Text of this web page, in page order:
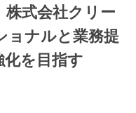
式会社クリー
ョナルと業務提
を目指す